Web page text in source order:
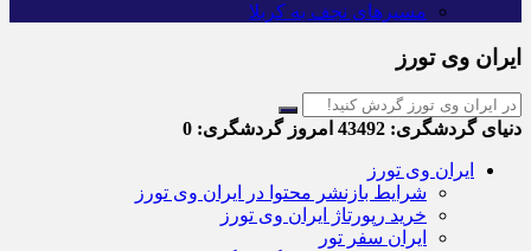
مسیرهای نجف به کربلا
ایران وی تورز
دنیای گردشگری: امروز گردشگری:
ایران وی تورز
شرایط بازنشر محتوا در ایران وی تورز
خرید رپورتاژ ایران وی تورز
ایران سفر تور